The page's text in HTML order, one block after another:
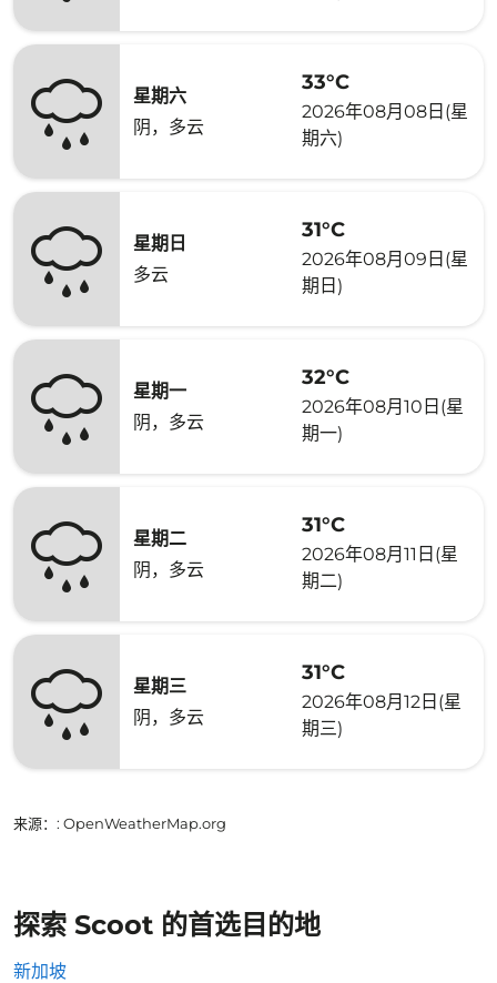
星期六
阴，多云
33°C
2026年08月08日(星
期六)
星期日
多云
31°C
2026年08月09日(星
期日)
星期一
阴，多云
32°C
2026年08月10日(星
期一)
星期二
阴，多云
31°C
2026年08月11日(星
期二)
星期三
阴，多云
31°C
2026年08月12日(星
期三)
来源： : OpenWeatherMap.org
探索 Scoot 的首选目的地
新加坡